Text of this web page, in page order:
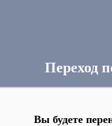
Переход
Вы будете